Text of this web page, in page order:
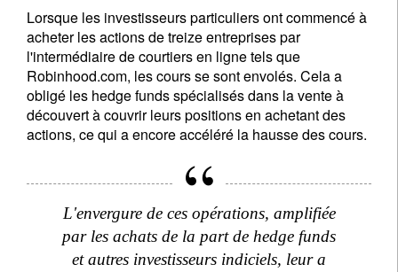
Lorsque les investisseurs particuliers ont commencé à
acheter les actions de treize entreprises par
l'intermédiaire de courtiers en ligne tels que
Robinhood.com, les cours se sont envolés. Cela a
obligé les hedge funds spécialisés dans la vente à
découvert à couvrir leurs positions en achetant des
actions, ce qui a encore accéléré la hausse des cours.
L'envergure de ces opérations, amplifiée
par les achats de la part de hedge funds
et autres investisseurs indiciels, leur a